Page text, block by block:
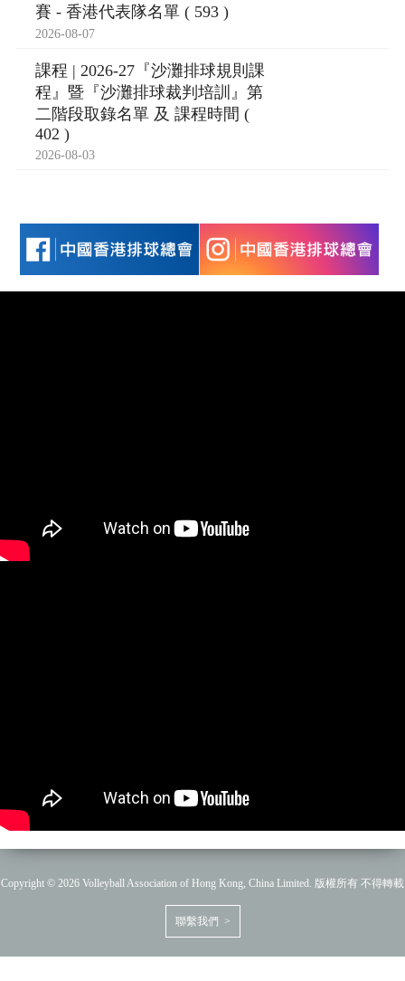
賽 - 香港代表隊名單 ( 593 )
2026-08-07
課程 | 2026-27『沙灘排球規則課
程』暨『沙灘排球裁判培訓』第
二階段取錄名單 及 課程時間 (
402 )
2026-08-03
Copyright © 2026 Volleyball Association of Hong Kong, China Limited. 版權所有 不得轉載
聯繫我們 >